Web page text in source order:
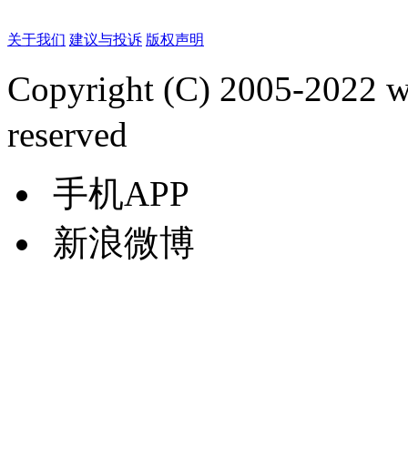
关于我们 建议与投诉 版权声明
Copyright (C) 2005-2022
reserved
手机APP
新浪微博